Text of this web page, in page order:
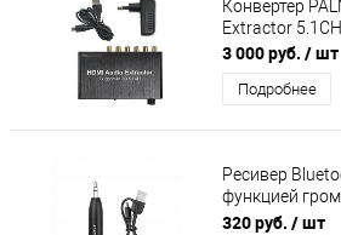
Конвертер
Extractor
3 000 руб. / шт
Подробнее
Ресивер
функцией
A2DP,
320 руб. / шт